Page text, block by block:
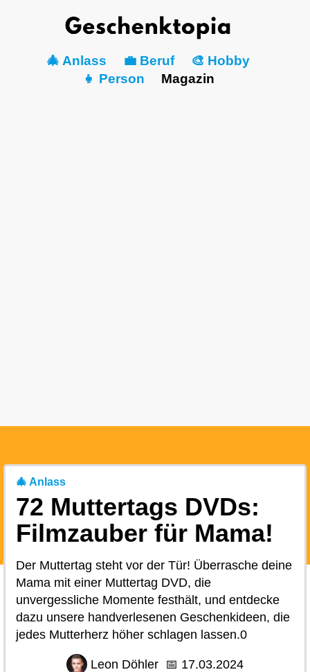
🎄 Anlass 💼 Beruf
🎨 Hobby
👧 Person
Magazin
🎄 Anlass
72 Muttertags DVDs:
Filmzauber für Mama!
Der Muttertag steht vor der Tür! Überrasche deine
Mama mit einer Muttertag DVD, die
unvergessliche Momente festhält, und entdecke
dazu unsere handverlesenen Geschenkideen, die
jedes Mutterherz höher schlagen lassen.0
Leon Döhler 📅 17.03.2024